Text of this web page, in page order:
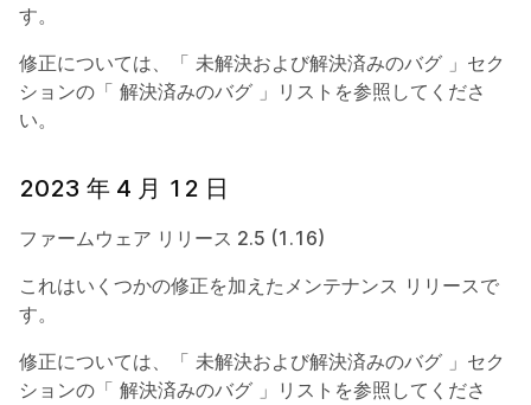
す。
修正については、「 未解決および解決済みのバグ 」セク
ションの「 解決済みのバグ 」リストを参照してくださ
い。
2023 年 4 月 12 日
ファームウェア リリース 2.5 (1.16)
これはいくつかの修正を加えたメンテナンス リリースで
す。
修正については、「 未解決および解決済みのバグ 」セク
ションの「 解決済みのバグ 」リストを参照してくださ